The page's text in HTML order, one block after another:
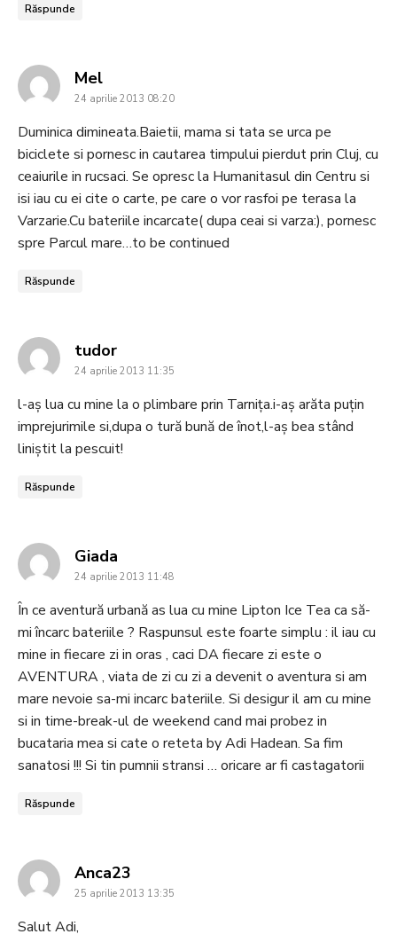
Răspunde
Melsays:
24 aprilie 2013 08:20
Duminica dimineata.Baietii, mama si tata se urca pe
biciclete si pornesc in cautarea timpului pierdut prin Cluj, cu
ceaiurile in rucsaci. Se opresc la Humanitasul din Centru si
isi iau cu ei cite o carte, pe care o vor rasfoi pe terasa la
Varzarie.Cu bateriile incarcate( dupa ceai si varza:), pornesc
spre Parcul mare…to be continued
Răspunde
tudorsays:
24 aprilie 2013 11:35
l-aş lua cu mine la o plimbare prin Tarniţa.i-aş arăta puţin
imprejurimile si,dupa o tură bună de înot,l-aş bea stând
liniştit la pescuit!
Răspunde
Giada
24 aprilie 2013 11:48
În ce aventură urbană as lua cu mine Lipton Ice Tea ca să-
mi încarc bateriile ? Raspunsul este foarte simplu : il iau cu
mine in fiecare zi in oras , caci DA fiecare zi este o
AVENTURA , viata de zi cu zi a devenit o aventura si am
mare nevoie sa-mi incarc bateriile. Si desigur il am cu mine
si in time-break-ul de weekend cand mai probez in
bucataria mea si cate o reteta by Adi Hadean. Sa fim
sanatosi !!! Si tin pumnii stransi … oricare ar fi castagatorii
Răspunde
Anca23
25 aprilie 2013 13:35
Salut Adi,